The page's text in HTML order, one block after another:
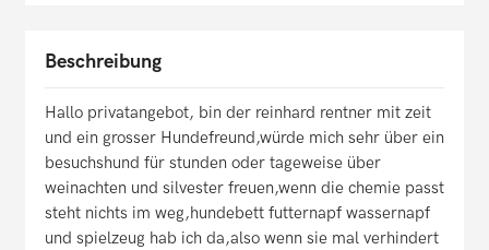
Beschreibung
Hallo privatangebot, bin der reinhard rentner mit zeit
und ein grosser Hundefreund,würde mich sehr über ein
besuchshund für stunden oder tageweise über
weinachten und silvester freuen,wenn die chemie passt
steht nichts im weg,hundebett futternapf wassernapf
und spielzeug hab ich da,also wenn sie mal verhindert